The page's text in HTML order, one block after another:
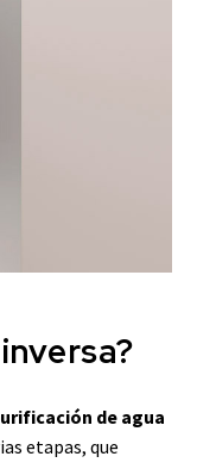
de agua
etapas, que